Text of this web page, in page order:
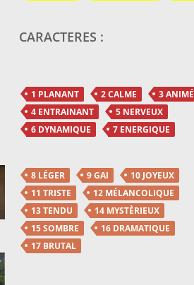
CARACTERES :
1 PLANANT 2 CALME
3 ANIMÉ
4 ENTRAINANT
5 NERVEUX
6 DYNAMIQUE
7 ENERGIQUE
8 LÉGER 9 GAI
10 JOYEUX
11 TRISTE
12 MÉLANCOLIQUE
13 TENDU
14 MYSTÈRIEUX
15 SOMBRE
16 DRAMATIQUE
17 BRUTAL